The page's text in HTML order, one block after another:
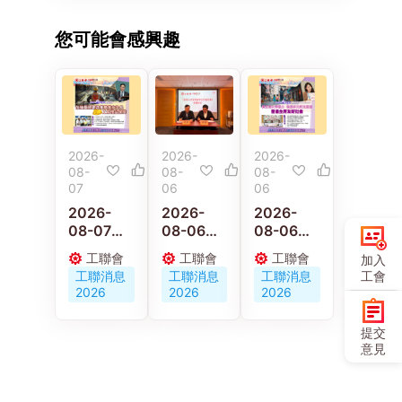
您可能會感興趣
2026-
08-
07
2026-
08-07
【施政報
告重點建
議】梁子
穎：政府
工聯會
工聯消息
2026
2026-
08-
06
2026-
08-06
京港工會
深化交流
合作 共促
人才培育
工聯會
工聯消息
2026
2026-
08-
06
2026-
08-06
【施政報
告重點建
議】陳穎
欣：倡政
工聯會
工聯消息
2026
加入
工會
提交
意見